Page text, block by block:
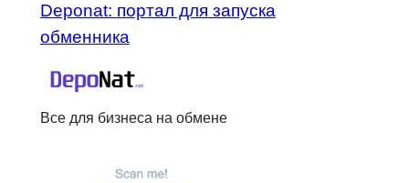
Deponat: портал для запуска
обменника
Все для бизнеса на обмене